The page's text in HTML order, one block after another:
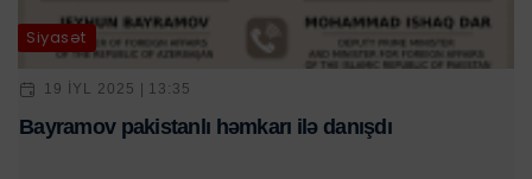
Siyasət
19 IYL 2025 | 13:35
Bayramov pakistanlı həmkarı ilə danışdı